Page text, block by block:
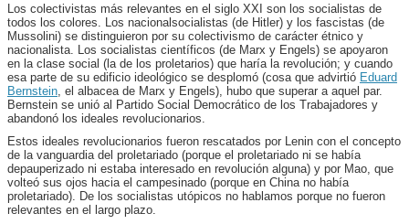
Los colectivistas más relevantes en el siglo XXI son los socialistas de
todos los colores. Los nacionalsocialistas (de Hitler) y los fascistas (de
Mussolini) se distinguieron por su colectivismo de carácter étnico y
nacionalista. Los socialistas científicos (de Marx y Engels) se apoyaron
en la clase social (la de los proletarios) que haría la revolución; y cuando
esa parte de su edificio ideológico se desplomó (cosa que advirtió Eduard
Bernstein , el albacea de Marx y Engels), hubo que superar a aquel par.
Bernstein se unió al Partido Social Democrático de los Trabajadores y
abandonó los ideales revolucionarios.
Estos ideales revolucionarios fueron rescatados por Lenin con el concepto
de la vanguardia del proletariado (porque el proletariado ni se había
depauperizado ni estaba interesado en revolución alguna) y por Mao, que
volteó sus ojos hacia el campesinado (porque en China no había
proletariado). De los socialistas utópicos no hablamos porque no fueron
relevantes en el largo plazo.